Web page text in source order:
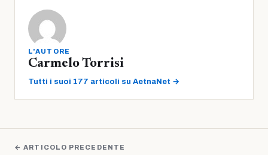
L'AUTORE
Carmelo Torrisi
Tutti i suoi 177 articoli su AetnaNet →
← ARTICOLO PRECEDENTE